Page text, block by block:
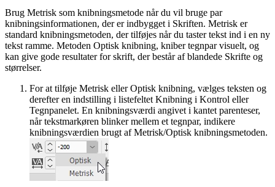
Brug Metrisk som knibningsmetode når du vil bruge par
knibningsinformationen, der er indbygget i Skriften. Metrisk er
standard knibningsmetoden, der tilføjes når du taster tekst ind i en ny
tekst ramme. Metoden Optisk knibning, kniber tegnpar visuelt, og
kan give gode resultater for skrift, der består af blandede Skrifte og
størrelser.
For at tilføje Metrisk eller Optisk knibning, vælges teksten og
derefter en indstilling i listefeltet Knibning i Kontrol eller
Tegnpanelet. En knibningsværdi angivet i kantet parenteser,
når tekstmarkøren blinker mellem et tegnpar, indikere
knibningsværdien brugt af Metrisk/Optisk knibningsmetoden.